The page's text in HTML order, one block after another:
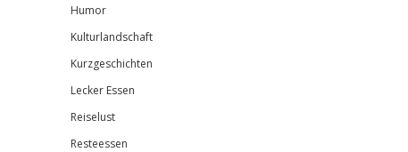
Humor
Kulturlandschaft
Kurzgeschichten
Lecker Essen
Reiselust
Resteessen